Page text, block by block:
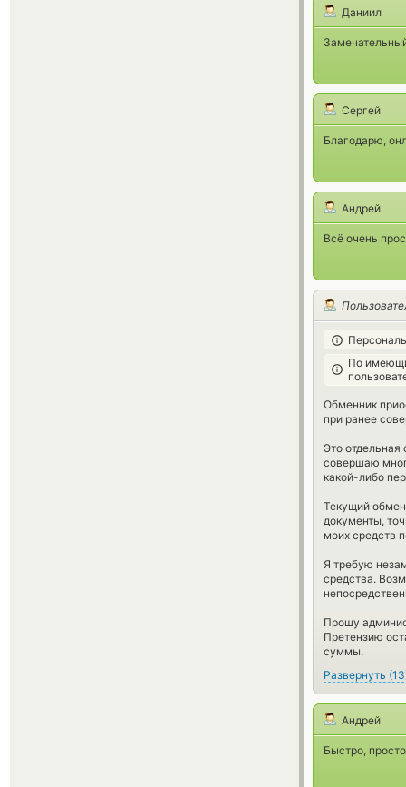
Даниил
Сергей
Благодарю,
Андрей
Всё очень
По
Обменник
при ранее
Это
совершаю
какой-либо
Текущий
документы,
моих средств
Я требую
средства.
Прошу
Претензию
суммы.
Развернуть (13
Андрей
Быстро,